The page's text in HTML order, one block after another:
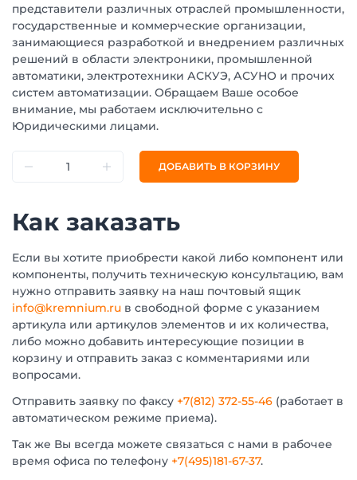
представители различных отраслей промышленности,
государственные и коммерческие организации,
занимающиеся разработкой и внедрением различных
решений в области электроники, промышленной
автоматики, электротехники АСКУЭ, АСУНО и прочих
систем автоматизации. Обращаем Ваше особое
внимание, мы работаем исключительно с
Юридическими лицами.
ДОБАВИТЬ В КОРЗИНУ
Как заказать
Если вы хотите приобрести какой либо компонент или
компоненты, получить техническую консультацию, вам
нужно отправить заявку на наш почтовый ящик
info@kremnium.ru в свободной форме с указанием
артикула или артикулов элементов и их количества,
либо можно добавить интересующие позиции в
корзину и отправить заказ с комментариями или
вопросами.
Отправить заявку по факсу +7(812) 372-55-46 (работает в
автоматическом режиме приема).
Так же Вы всегда можете связаться с нами в рабочее
время офиса по телефону +7(495)181-67-37.